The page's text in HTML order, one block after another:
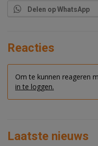
Delen op WhatsApp
Reacties
Om te kunnen reageren
in te loggen.
Laatste nieuws